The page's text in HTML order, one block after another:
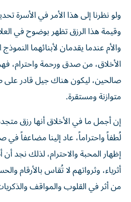
ولو نظرنا إلى هذا الأمر في الأسرة
وقيمة هذا الرزق تظهر بوضوح في
والأم عندما يقدمان لأبنائهما
الأخلاق، من صدق ورحمة واحترام،
صالحين، ليكون هناك جيل قادر على
متوازنة ومستقرة.
إن أجمل ما في الأخلاق أنها رزق
لُطفاً واحتراماً، عاد إلينا مضاعفاً في
إظهار المحبة والاحترام، لذلك نجد
أثرياء، وثرواتهم لا تُقاس بالأرقام
من أثر في القلوب والمواقف